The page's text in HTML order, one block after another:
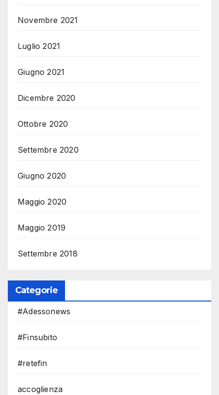
Novembre 2021
Luglio 2021
Giugno 2021
Dicembre 2020
Ottobre 2020
Settembre 2020
Giugno 2020
Maggio 2020
Maggio 2019
Settembre 2018
Categorie
#Adessonews
#Finsubito
#retefin
accoglienza